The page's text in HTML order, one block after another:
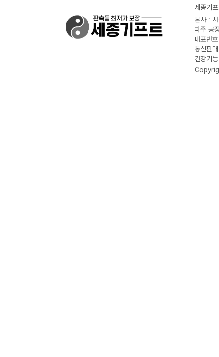
세종기
본사 :
파주 공
대표번
통신판
건강기